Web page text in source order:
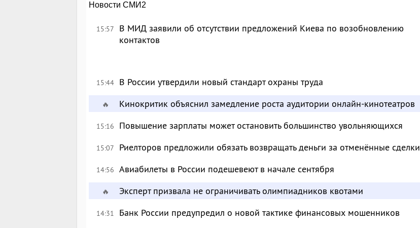
Новости СМИ2
15:57
В МИД заявили об отсутствии предложений Киева по возобновлению
контактов
15:44 В России утвердили новый стандарт охраны труда
🔥 Кинокритик объяснил замедление роста аудитории онлайн-кинотеатров
15:16 Повышение зарплаты может остановить большинство увольняющихся
15:07 Риелторов предложили обязать возвращать деньги за отменённые сделки
14:56 Авиабилеты в России подешевеют в начале сентября
🔥 Эксперт призвала не ограничивать олимпиадников квотами
14:31 Банк России предупредил о новой тактике финансовых мошенников